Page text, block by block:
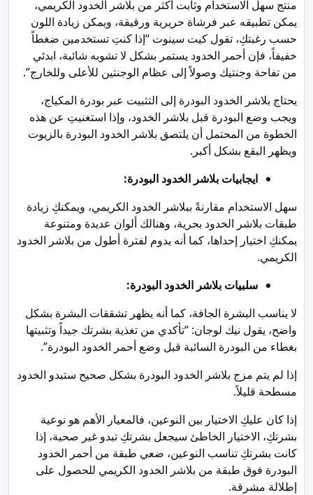
منتج سهل الاستخدام وثابت أكثر من بلاشر الخدود الكريمي،
يمكن تطبيقه عبر فرشاة حريرية ورقيقة، ويمكن زيادة اللون
حسب رغبتكِ، تقول كيت سينوت “إذا كنتِ تستخدمين ضغطاً
خفيفاً، فإن أحمر الخدود يستمر بشكل لا تشوبه شائبة، ابدئي
من تفاحة وجنتيك وصولاً إلى عظام الوجنتين للأعلى وللخارج”.
يحتاج بلاشر الخدود البودرة إلى التثبيت عبر بودرة المكياج،
ويجب وضع البودرة قبل بلاشر الخدود، وإذا استغنيتِ عن هذه
الخطوة من المحتمل أن يلتصق بلاشر الخدود البودرة بالزيوت
ويظهر البقع بشكل أكبر.
ايجابيات بلاشر الخدود البودرة:
سهل الاستخدام مقارنةً ببلاشر الخدود الكريمي، ويمكنكِ زيادة
طبقات بلاشر الخدود بحرية، وهنالك ألوان عديدة ومتنوعة
يمكنكِ اختيار إحداها، كما أنه يدوم لفترة أطول من بلاشر الخدود
الكريمي.
سلبيات بلاشر الخدود البودرة:
لا يناسب البشرة الجافة، كما أنه يظهر تشققات البشرة بشكل
واضح، يقول نيك لوجان: “تأكدي من تغذية بشرتك جيداً وتثبيتها
بغطاء من البودرة السائبة قبل وضع أحمر الخدود البودرة”.
إذا لم يتم مزج بلاشر الخدود البودرة بشكل صحيح ستبدو الخدود
مسطحة قليلاً.
إذا كان عليكِ الاختيار بين النوعين، فالمعيار الأهم هو نوعية
بشرتكِ، الاختيار الخاطئ سيجعل بشرتكِ تبدو غير صحية، إذا
كانت بشرتكِ تناسب النوعين، ضعي طبقة من أحمر الخدود
البودرة فوق طبقة من بلاشر الخدود الكريمي للحصول على
إطلالة مشرقة.